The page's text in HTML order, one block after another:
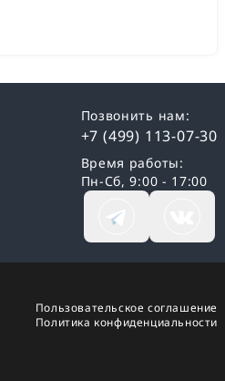
Позвонить нам:
+7 (499) 113-07-30
Время работы:
Пн-Сб, 9:00 - 17:00
Пользовательское соглашение
Политика конфиденциальности